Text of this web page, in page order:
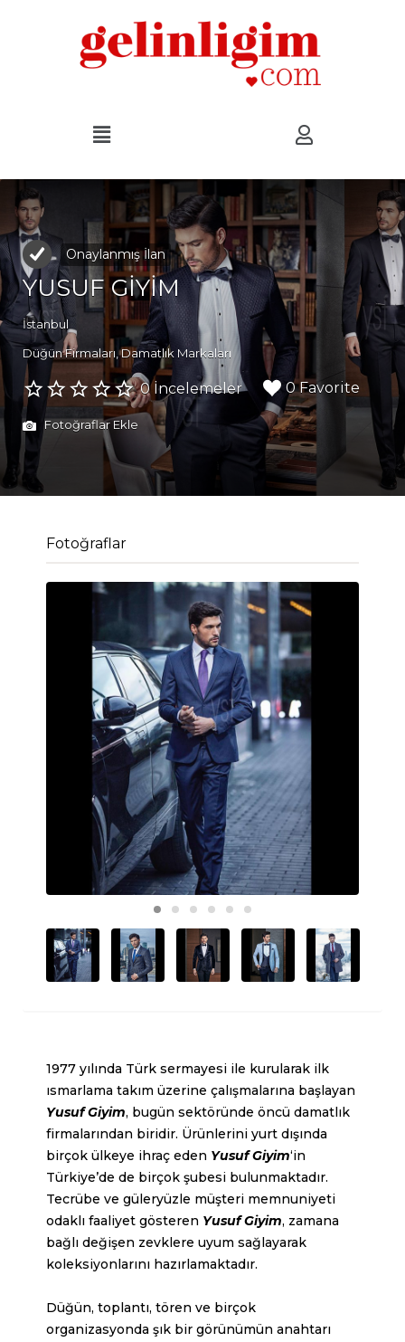
Onaylanmış İlan
YUSUF GİYİM
İstanbul
Düğün Firmaları Damatlık Markaları
0 İncelemeler 0 Favorite
Fotoğraflar Ekle
Fotoğraflar
1977 yılında Türk sermayesi ile kurularak ilk
ısmarlama takım üzerine çalışmalarına başlayan
Yusuf Giyim, bugün sektöründe öncü damatlık
firmalarından biridir. Ürünlerini yurt dışında
birçok ülkeye ihraç eden Yusuf Giyim‘in
Türkiye’de de birçok şubesi bulunmaktadır.
Tecrübe ve güleryüzle müşteri memnuniyeti
odaklı faaliyet gösteren Yusuf Giyim, zamana
bağlı değişen zevklere uyum sağlayarak
koleksiyonlarını hazırlamaktadır.
Düğün, toplantı, tören ve birçok
organizasyonda şık bir görünümün anahtarı